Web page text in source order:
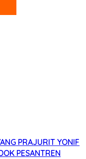
PRAJURIT YONIF
PESANTREN